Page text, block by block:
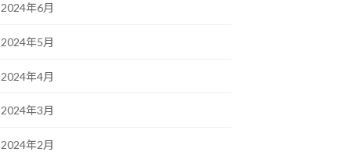
2024年6月
2024年5月
2024年4月
2024年3月
2024年2月